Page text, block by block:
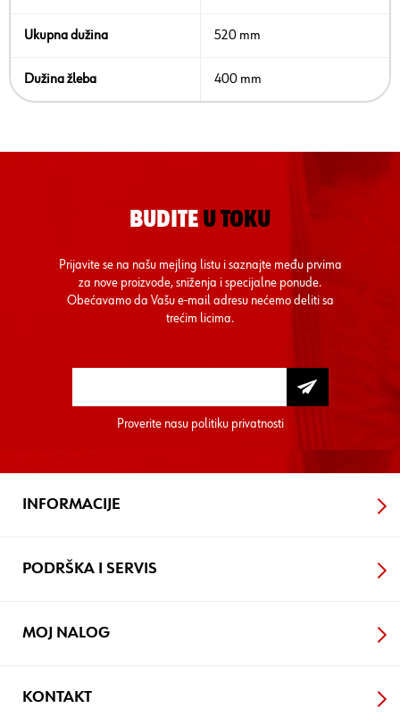
Ukupna dužina 520 mm
Dužina žleba 400 mm
BUDITE U TOKU
Prijavite se na našu mejling listu i saznajte među prvima
za nove proizvode, sniženja i specijalne ponude.
Obećavamo da Vašu e-mail adresu nećemo deliti sa
trećim licima.
Proverite nasu politiku privatnosti
INFORMACIJE
PODRŠKA I SERVIS
MOJ NALOG
KONTAKT